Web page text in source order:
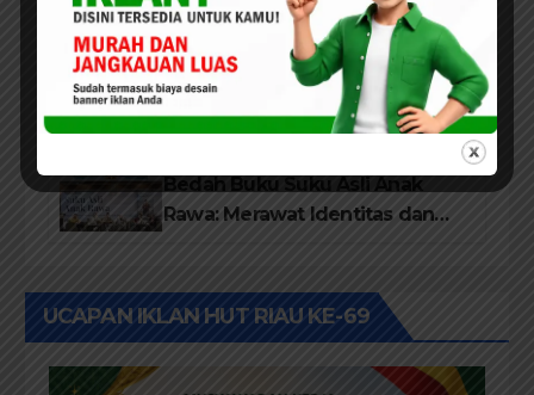
Lembaga Tepak Sirih Buka
Festival Kampung Literasi dan
Pelatihan Penguatan
TBM/Perpustakaan Desa 2026
Rawa: Merawat Identitas dan
UCAPAN IKLAN HUT RIAU KE-69